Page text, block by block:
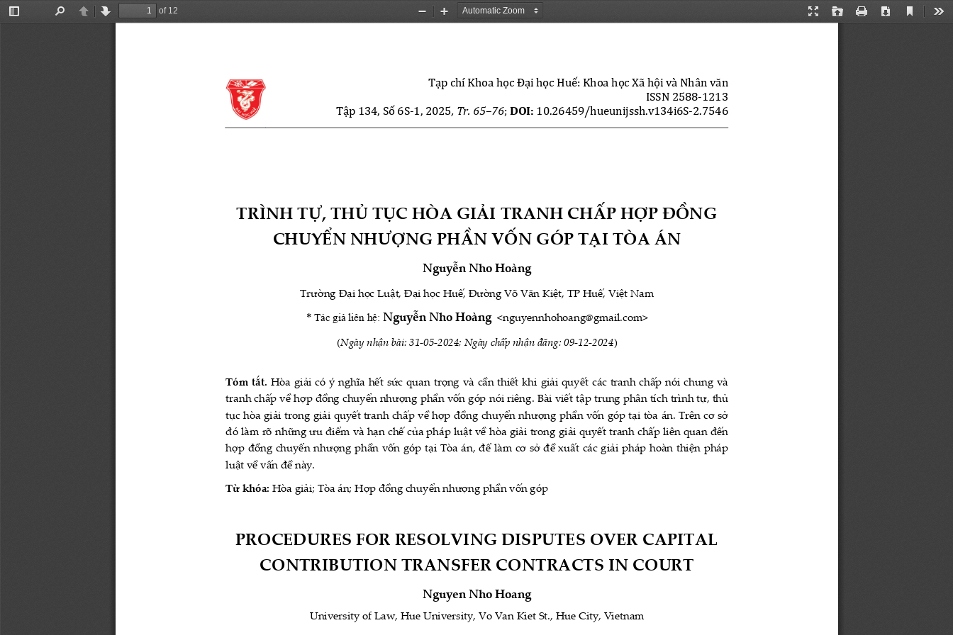
Toggle
PreviousNext
of 12
Presentation
Open Print Download
Current
Zoom
Zoom
Tạp chí Khoa học Đại học Huế: Khoa học Xã hội và Nhân văn
ISSN 2588-1213
Tập 134, Số 6S-1, 2025 , Tr. 65–76; DOI: 10.26459/hueunijssh.v134i6S-2.7546
TRÌNH TỰ, THỦ TỤC HÒA GIẢI TRANH CHẤP HỢP ĐỒNG
CHUYỂN NHƯỢNG PHẦN VỐN GÓP TẠI TÒA ÁN
Nguyễn Nho Hoàng
Trường Đại học Luật, Đại học Huế, Đường Võ Văn Kiệt, TP Huế, Việt Nam
* Tác giả liên hệ: Nguyễn Nho Hoàng <nguyennhohoang@gmail.com>
(Ngày nhận bài: 31-05-2024; Ngày chấp nhận đăng: 09-12-2024)
Tóm tắt. Hòa giải có ý nghĩa hết sức quan trọng và cần thiết khi giải quyết các tranh chấp nói chung và
tranh chấp về hợp đồng chuyển nhượng phần vốn góp nói riêng. Bài viết tập trung phân tích trình tự, thủ
tục hòa giải trong giải quyết tranh chấp về hợp đồng chuyển nhượng phần vốn góp tại tòa án. Trên cơ sở
đó làm rõ những ưu điểm và hạn chế của pháp luật về hòa giải trong giải quyết tranh chấp liên quan đến
hợp đồng chuyển nhượng phần vốn góp tại Tòa án, để làm cơ sở đề xuất các giải pháp hoàn thiện pháp
luật về vấn đề này.
Từ khóa: Hòa giải; Tòa án; Hợp đồng chuyển nhượng phần vốn góp
PROCEDURES FOR RESOLVING DISPUTES OVER CAPITAL
CONTRIBUTION TRANSFER CONTRACTS IN COURT
Nguyen Nho Hoang
University of Law, Hue University, Vo Van Kiet St., Hue City, Vietnam